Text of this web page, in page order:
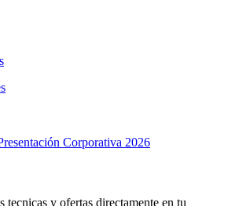
Corporativa 2026
tecnicas y ofertas directamente en tu